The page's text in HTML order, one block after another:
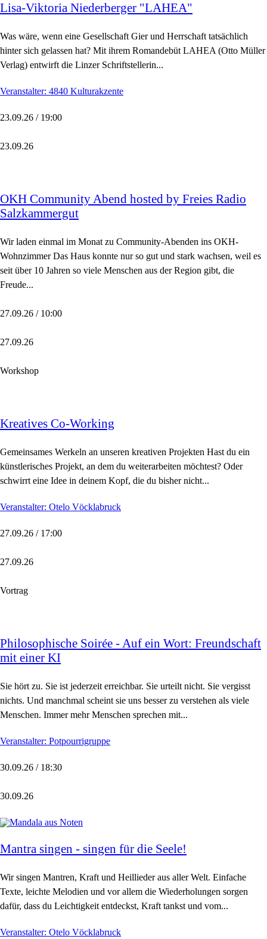
Lisa-Viktoria Niederberger "LAHEA"
Was wäre, wenn eine Gesellschaft Gier und Herrschaft tatsächlich
hinter sich gelassen hat? Mit ihrem Romandebüt LAHEA (Otto Müller
Verlag) entwirft die Linzer Schriftstellerin...
Veranstalter: 4840 Kulturakzente
23.09.26 / 19:00
23.09.26
OKH Community Abend hosted by Freies Radio
Salzkammergut
Wir laden einmal im Monat zu Community-Abenden ins OKH-
Wohnzimmer Das Haus konnte nur so gut und stark wachsen, weil es
seit über 10 Jahren so viele Menschen aus der Region gibt, die
Freude...
27.09.26 / 10:00
27.09.26
Workshop
Kreatives Co-Working
Gemeinsames Werkeln an unseren kreativen Projekten Hast du ein
künstlerisches Projekt, an dem du weiterarbeiten möchtest? Oder
schwirrt eine Idee in deinem Kopf, die du bisher nicht...
Veranstalter: Otelo Vöcklabruck
27.09.26 / 17:00
27.09.26
Vortrag
Philosophische Soirée - Auf ein Wort: Freundschaft
mit einer KI
Sie hört zu. Sie ist jederzeit erreichbar. Sie urteilt nicht. Sie vergisst
nichts. Und manchmal scheint sie uns besser zu verstehen als viele
Menschen. Immer mehr Menschen sprechen mit...
Veranstalter: Potpourrigruppe
30.09.26 / 18:30
30.09.26
Mantra singen - singen für die Seele!
Wir singen Mantren, Kraft und Heillieder aus aller Welt. Einfache
Texte, leichte Melodien und vor allem die Wiederholungen sorgen
dafür, dass du Leichtigkeit entdeckst, Kraft tankst und vom...
Veranstalter: Otelo Vöcklabruck